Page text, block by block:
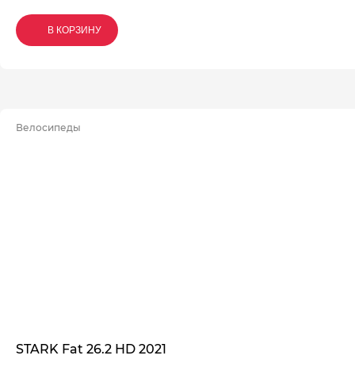
В КОРЗИНУ
В КОРЗИНУ
В КОРЗИНУ
Велосипеды
STARK Fat 26.2 HD 2021